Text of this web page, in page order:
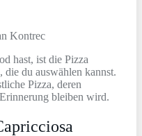
Kontrec
hast, ist die Pizza
die du auswählen kannst.
Pizza, deren
bleiben wird.